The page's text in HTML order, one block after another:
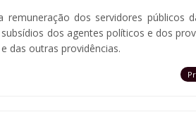
dos servidores públicos
dos agentes políticos e dos
das outras providências.